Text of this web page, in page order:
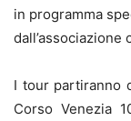
in programma
dall’associazione
I tour partiranno
Corso Venezia